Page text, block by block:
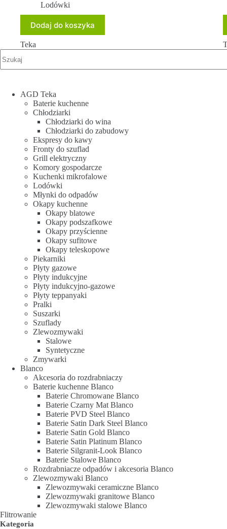
Lodówki
Dodaj do koszyka
Teka
AGD Teka
Baterie kuchenne
Chłodziarki
Chłodziarki do wina
Chłodziarki do zabudowy
Ekspresy do kawy
Fronty do szuflad
Grill elektryczny
Komory gospodarcze
Kuchenki mikrofalowe
Lodówki
Młynki do odpadów
Okapy kuchenne
Okapy blatowe
Okapy podszafkowe
Okapy przyścienne
Okapy sufitowe
Okapy teleskopowe
Piekarniki
Płyty gazowe
Płyty indukcyjne
Płyty indukcyjno-gazowe
Płyty teppanyaki
Pralki
Suszarki
Szuflady
Zlewozmywaki
Stalowe
Syntetyczne
Zmywarki
Blanco
Akcesoria do rozdrabniaczy
Baterie kuchenne Blanco
Baterie Chromowane Blanco
Baterie Czarny Mat Blanco
Baterie PVD Steel Blanco
Baterie Satin Dark Steel Blanco
Baterie Satin Gold Blanco
Baterie Satin Platinum Blanco
Baterie Silgranit-Look Blanco
Baterie Stalowe Blanco
Rozdrabniacze odpadów i akcesoria Blanco
Zlewozmywaki Blanco
Zlewozmywaki ceramiczne Blanco
Zlewozmywaki granitowe Blanco
Zlewozmywaki stalowe Blanco
Flitrowanie
Kategoria